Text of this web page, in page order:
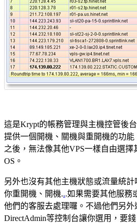
這是Krypt的帳務管理與主機控管後
提供一個開機、關機與重開機的功
之後，無法像其他VPS一樣自由選
OS。
另外也沒有其他主機狀態或流量統
你重開機、開機...如果需要其他服務
他們的客服去處理囉。不過他們另外
DirectAdmin等控制台讓你選用，要錢